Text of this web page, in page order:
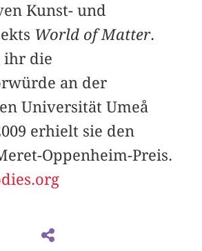
Kunst- und
World of Matter.
ihr die
an der
Universität Umeå
erhielt sie den
Oppenheim-Preis.